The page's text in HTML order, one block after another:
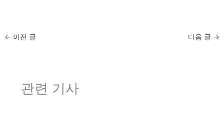
← 이전 글 다음 글 →
관련 기사